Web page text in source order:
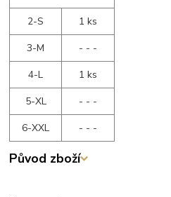
2-S
1 ks
3-M
- - -
4-L
1 ks
5-XL
- - -
6-XXL
- - -
Původ zboží